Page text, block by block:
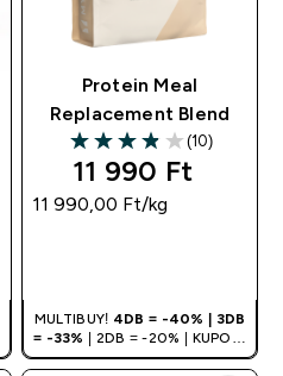
Protein Meal
Replacement Blend
3.9 out of 5 stars
(10)
11 990 Ft‎
11 990,00 Ft‎/kg
MULTIBUY! 4DB = -40% | 3DB
= -33%
| 2DB = -20% | KUPON:
DEALHU